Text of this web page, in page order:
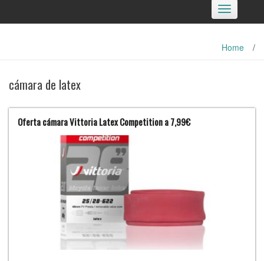
Toggle
navigation
Home /
cámara de latex
Oferta cámara Vittoria Latex Competition a 7,99€